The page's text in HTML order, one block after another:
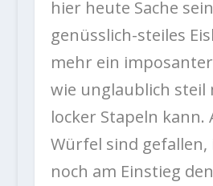
hier heute Sache
genüsslich-steiles
mehr ein
wie unglaublich steil
locker Stapeln kann.
Würfel sind gefallen,
noch am Einstieg